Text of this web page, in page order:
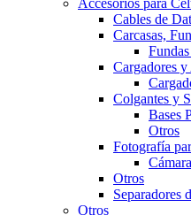
Accesorios para
Cables de
Carcasas,
Cargadores
Colgantes y
Bases
Otros
Fotografía
Otros
Separadores
Otros